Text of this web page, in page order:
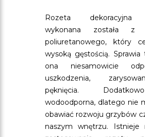
Rozeta dekoracyjna
wykonana została z
poliuretanowego, który
wysoką gęstością.
ona niesamowicie
uszkodzenia,
pęknięcia.
wodoodporna, dlatego nie
obawiać rozwoju grzybów
naszym wnętrzu. Istnieje